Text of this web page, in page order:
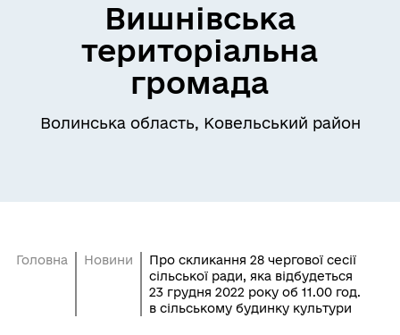
Вишнівська
територіальна
громада
Волинська область, Ковельський район
Головна Новини
Про скликання 28 чергової сесії
сільської ради, яка відбудеться
23 грудня 2022 року об 11.00 год.
в сільському будинку культури